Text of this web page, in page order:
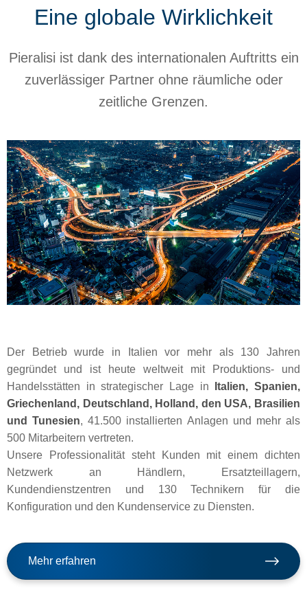
Eine globale Wirklichkeit
Pieralisi ist dank des internationalen Auftritts ein
zuverlässiger Partner ohne räumliche oder
zeitliche Grenzen.
Der Betrieb wurde in Italien vor mehr als 130 Jahren
gegründet und ist heute weltweit mit Produktions- und
Handelsstätten in strategischer Lage in
Italien, Spanien,
Griechenland, Deutschland, Holland, den USA, Brasilien
und Tunesien, 41.500 installierten Anlagen und mehr als
500 Mitarbeitern vertreten.
Unsere Professionalität steht Kunden mit einem dichten
Netzwerk an Händlern, Ersatzteillagern,
Kundendienstzentren und 130 Technikern für die
Konfiguration und den Kundenservice zu Diensten.
Mehr erfahren